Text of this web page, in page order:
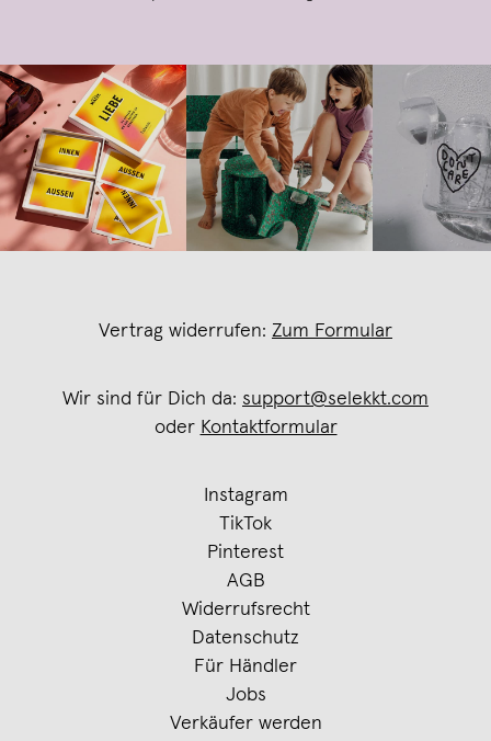
Vertrag widerrufen: Zum Formular
Wir sind für Dich da: support@selekkt.com
oder Kontaktformular
Instagram
TikTok
Pinterest
AGB
Widerrufsrecht
Datenschutz
Für Händler
Jobs
Verkäufer werden